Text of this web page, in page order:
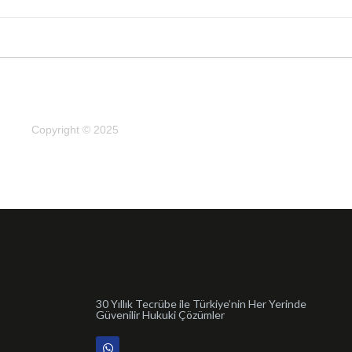
Copyright © 2025
30 Yıllık Tecrübe ile Türkiye’nin Her Yerinde
Güvenilir Hukuki Çözümler